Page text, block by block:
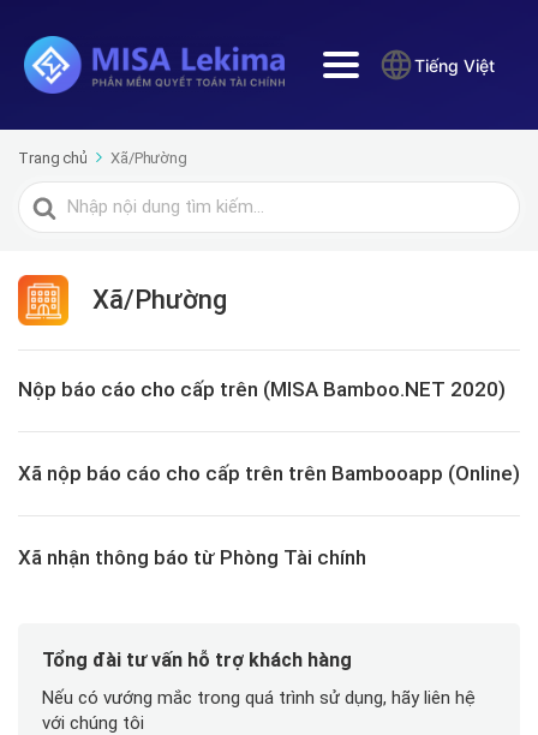
Tiếng Việt
Trang chủ Xã/Phường
Tìm
kiếm
Xã/Phường
Nộp báo cáo cho cấp trên (MISA Bamboo.NET 2020)
Xã nộp báo cáo cho cấp trên trên Bambooapp (Online)
Xã nhận thông báo từ Phòng Tài chính
Tổng đài tư vấn hỗ trợ khách hàng
Nếu có vướng mắc trong quá trình sử dụng, hãy liên hệ
với chúng tôi